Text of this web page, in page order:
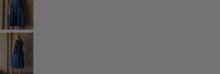
Rum
Badrum
Vardagsrum
Kök & matplats